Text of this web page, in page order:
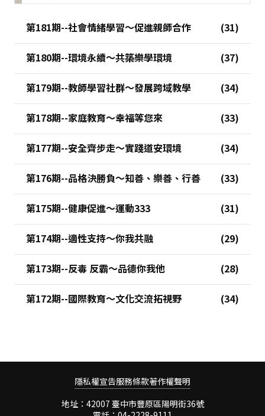
第181期--社會情緒學習～促進親師合作
第180期--環境永續～共築樂學環境
第179期--教師學習社群～發展跨域教學
第178期--家庭教育～幸福等您來
第177期--安全齊步走～實踐道安環境
第176期--品格決勝負～知善、樂善、行善
第175期--健康促進～運動333
第174期--適性支持～你我共融
第173期--反毒 反霸～品德你我他
第172期--國際教育～文化交流拓視野
隱私權宣告服務條款著作權聲明
地址：42007 臺中市豐原區陽明街36號